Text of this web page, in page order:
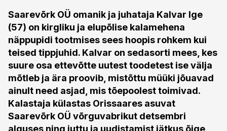
Saarevõrk OÜ omanik ja juhataja Kalvar Ige
(57) on kirgliku ja elupõlise kalamehena
näppupidi tootmises sees hoopis rohkem kui
teised tippjuhid. Kalvar on sedasorti mees, kes
suure osa ettevõtte uutest toodetest ise välja
mõtleb ja ära proovib, mistõttu müüki jõuavad
ainult need asjad, mis tõepoolest toimivad.
Kalastaja külastas Orissaares asuvat
Saarevõrk OÜ võrguvabrikut detsembri
alguses ning juttu ja uudistamist jätkus õige